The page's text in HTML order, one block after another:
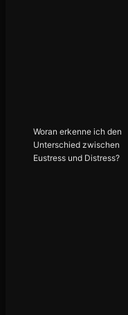
Woran erkenne ich den
Unterschied zwischen
Eustress und Distress?